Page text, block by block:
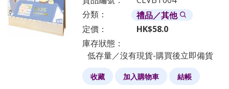
分類：
禮品／其他
定價：
HK$58.0
庫存狀態：
低存量／沒有現貨-購買後立即備貨
收藏 加入購物車 結帳